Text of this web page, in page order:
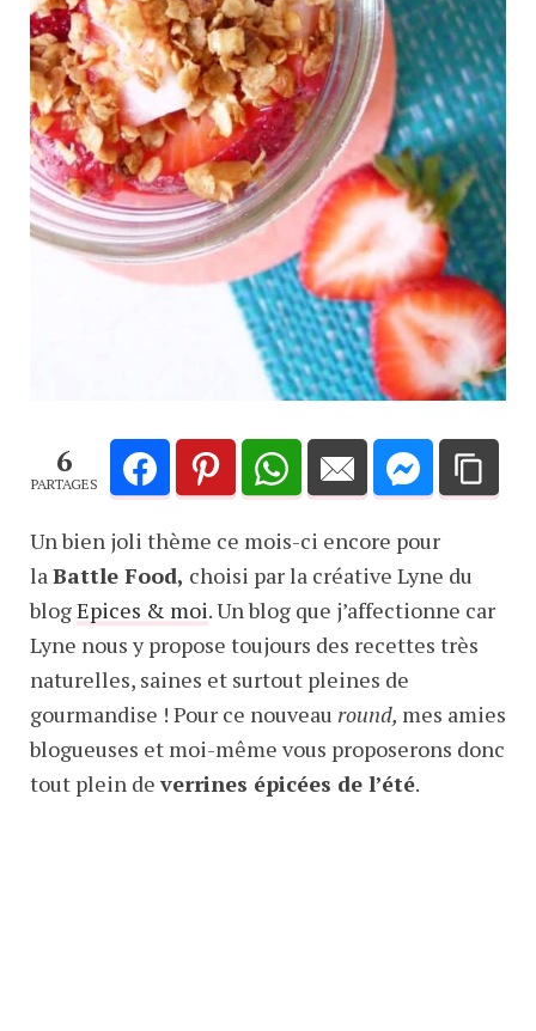
6
PARTAGES
Un bien joli thème ce mois-ci encore pour
la Battle Food, choisi par la créative Lyne du
blogEpices & moi. Un blog que j’affectionne car
Lyne nous y propose toujours des recettes très
naturelles, saines et surtout pleines de
gourmandise ! Pour ce nouveau round, mes amies
blogueuses et moi-même vous proposerons donc
tout plein deverrines épicées de l’été.